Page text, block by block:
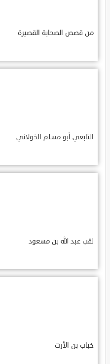
من قصص الصحابة القصيرة
التابعي أبو مسلم الخولاني
لقب عبد الله بن مسعود
خباب بن الأرت